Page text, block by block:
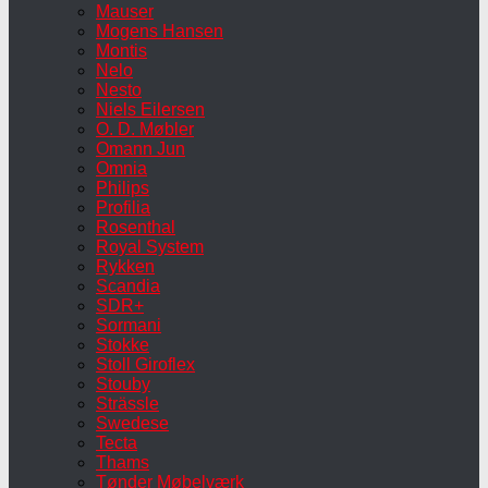
Mauser
Mogens Hansen
Montis
Nelo
Nesto
Niels Eilersen
O. D. Møbler
Omann Jun
Omnia
Philips
Profilia
Rosenthal
Royal System
Rykken
Scandia
SDR+
Sormani
Stokke
Stoll Giroflex
Stouby
Strässle
Swedese
Tecta
Thams
Tønder Møbelværk